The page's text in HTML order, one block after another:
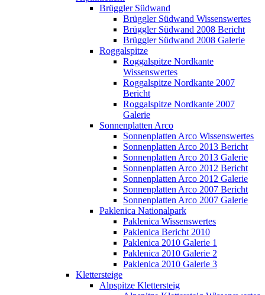
Brüggler Südwand
Brüggler Südwand Wissenswertes
Brüggler Südwand 2008 Bericht
Brüggler Südwand 2008 Galerie
Roggalspitze
Roggalspitze Nordkante
Wissenswertes
Roggalspitze Nordkante 2007
Bericht
Roggalspitze Nordkante 2007
Galerie
Sonnenplatten Arco
Sonnenplatten Arco Wissenswertes
Sonnenplatten Arco 2013 Bericht
Sonnenplatten Arco 2013 Galerie
Sonnenplatten Arco 2012 Bericht
Sonnenplatten Arco 2012 Galerie
Sonnenplatten Arco 2007 Bericht
Sonnenplatten Arco 2007 Galerie
Paklenica Nationalpark
Paklenica Wissenswertes
Paklenica Bericht 2010
Paklenica 2010 Galerie 1
Paklenica 2010 Galerie 2
Paklenica 2010 Galerie 3
Klettersteige
Alpspitze Klettersteig